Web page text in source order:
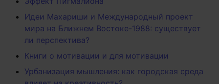
Идеи Махариши и Международный проект
мира на Ближнем Востоке-1988: существует
ли перспектива?
Книги о мотивации и для мотивации
Урбанизация мышления: как городская среда